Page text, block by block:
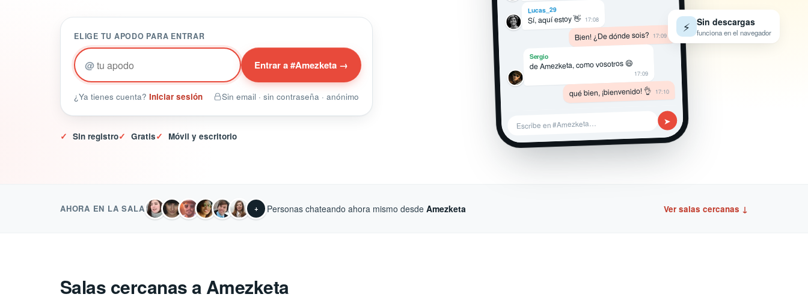
ELIGE TU APODO PARA ENTRAR
@ Entrar a #Amezketa →
¿Ya tienes cuenta? Iniciar sesión Sin email · sin contraseña · anónimo
✓ Sin registro✓ Gratis✓ Móvil y escritorio
Lucas_29
Sí, aquí estoy 👋 17:08
Bien! ¿De dónde sois? 17:09
Sergio
de Amezketa, como vosotros 😄
17:09
qué bien, ¡bienvenido! 👌 17:10
Escribe en #Amezketa… ➤
⚡ Sin descargas
funciona en el navegador
AHORA EN LA SALA + Personas chateando ahora mismo desdeAmezketa Ver salas cercanas ↓
Salas cercanas a Amezketa